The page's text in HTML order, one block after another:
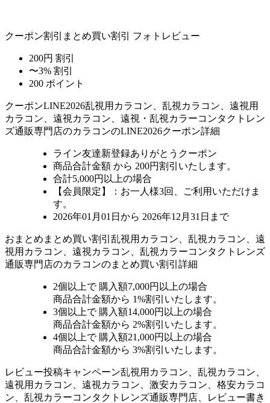
クーポン割引 まとめ買い割引 フォトレビュー
200円 割引
〜3% 割引
200 ポイント
クーポンLINE2026乱視用カラコン、乱視カラコン、遠視用
カラコン、遠視カラコン、遠視・乱視カラーコンタクトレン
ズ通販専門店のカラコンのLINE2026クーポン詳細
ライン友達新登録ありがとうクーポン
商品合計金額 から 200円割引 いたします。
合計5,000円以上の場合
【会員限定】：お一人様3回
、ご利用いただけま
す。
2026年01月01日から 2026年12月31日まで
おまとめ まとめ買い割引 乱視用カラコン、乱視カラコン、遠
視用カラコン、遠視カラコン、乱視カラーコンタクトレンズ
通販専門店のカラコンのまとめ買い割引詳細
2個 以上で 購入額7,000円以上の場合
商品合計金額から 1%割引いたします。
3個 以上で 購入額14,000円以上の場合
商品合計金額から 2%割引いたします。
4個 以上で 購入額21,000円以上の場合
商品合計金額から 3%割引いたします。
レビュー投稿キャンペーン乱視用カラコン、乱視カラコン、
遠視用カラコン、遠視カラコン、激安カラコン、格安カラコ
ン、乱視カラーコンタクトレンズ通販専門店、レビュー書き